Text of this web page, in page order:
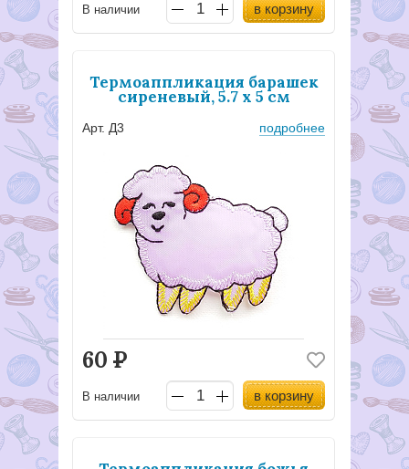
В наличии в корзину
Термоаппликация барашек
сиреневый, 5.7 х 5 см
Арт. Д3 подробнее
60 Р
В наличии в корзину